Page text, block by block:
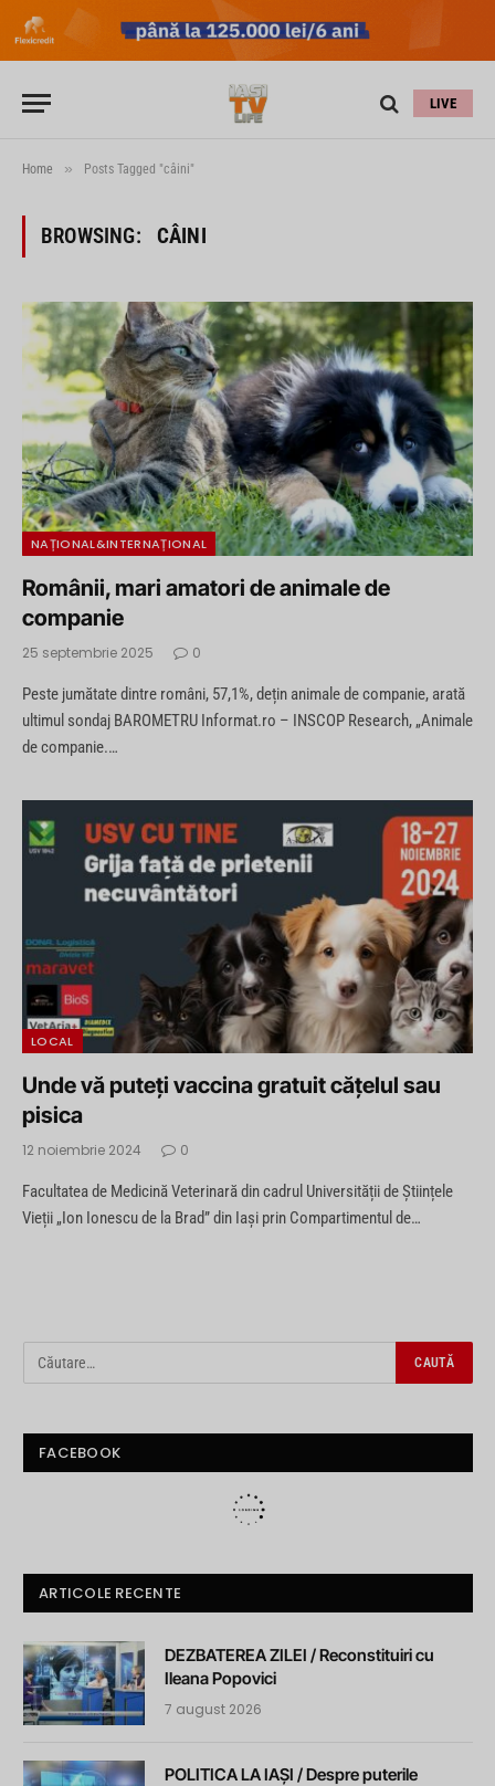
LIVE
Home » Posts Tagged "câini"
BROWSING: CÂINI
NAȚIONAL&INTERNAȚIONAL
Românii, mari amatori de animale de
companie
25 septembrie 2025 0
Peste jumătate dintre români, 57,1%, dețin animale de companie, arată
ultimul sondaj BAROMETRU Informat.ro – INSCOP Research, „Animale
de companie.…
LOCAL
Unde vă puteți vaccina gratuit cățelul sau
pisica
12 noiembrie 2024 0
Facultatea de Medicină Veterinară din cadrul Universității de Științele
Vieții „Ion Ionescu de la Brad” din Iași prin Compartimentul de…
FACEBOOK
ARTICOLE RECENTE
DEZBATEREA ZILEI / Reconstituiri cu
Ileana Popovici
7 august 2026
POLITICA LA IAȘI / Despre puterile